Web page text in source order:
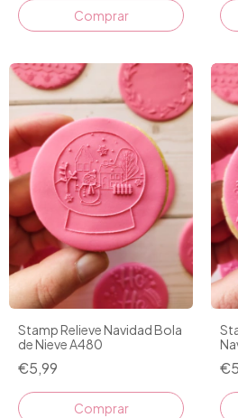
Stamp Relieve Navidad Bola
de Nieve A480
€5,99